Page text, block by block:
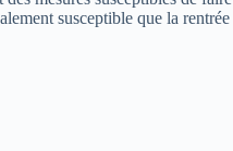
susceptible que la